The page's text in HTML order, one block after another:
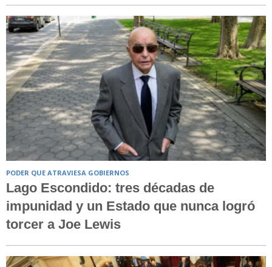
PODER QUE ATRAVIESA GOBIERNOS
Lago Escondido: tres décadas de
impunidad y un Estado que nunca logró
torcer a Joe Lewis